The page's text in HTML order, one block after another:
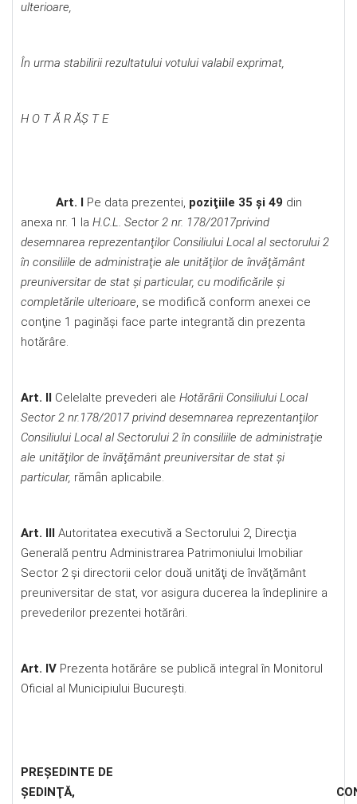
ulterioare,
În urma stabilirii rezultatului votului valabil exprimat,
H O T Ă R ĂŞ T E
Art. I Pe data prezentei, poziţiile 35 şi 49 din
anexa nr. 1 la H.C.L. Sector 2 nr. 178/2017privind
desemnarea reprezentanţilor Consiliului Local al sectorului 2
în consiliile de administraţie ale unităţilor de învăţământ
preuniversitar de stat şi particular, cu modificările şi
completările ulterioare, se modifică conform anexei ce
conţine 1 paginăşi face parte integrantă din prezenta
hotărâre.
Art. II Celelalte prevederi ale Hotărȃrii Consiliului Local
Sector 2 nr.178/2017 privind desemnarea reprezentanţilor
Consiliului Local al Sectorului 2 în consiliile de administraţie
ale unităţilor de învăţământ preuniversitar de stat şi
particular, rămȃn aplicabile.
Art. III Autoritatea executivă a Sectorului 2, Direcţia
Generală pentru Administrarea Patrimoniului Imobiliar
Sector 2 şi directorii celor două unităţi de învăţământ
preuniversitar de stat, vor asigura ducerea la îndeplinire a
prevederilor prezentei hotărâri.
Art. IV Prezenta hotărâre se publică integral în Monitorul
Oficial al Municipiului Bucureşti.
PREŞEDINTE DE
ŞEDINŢĂ,